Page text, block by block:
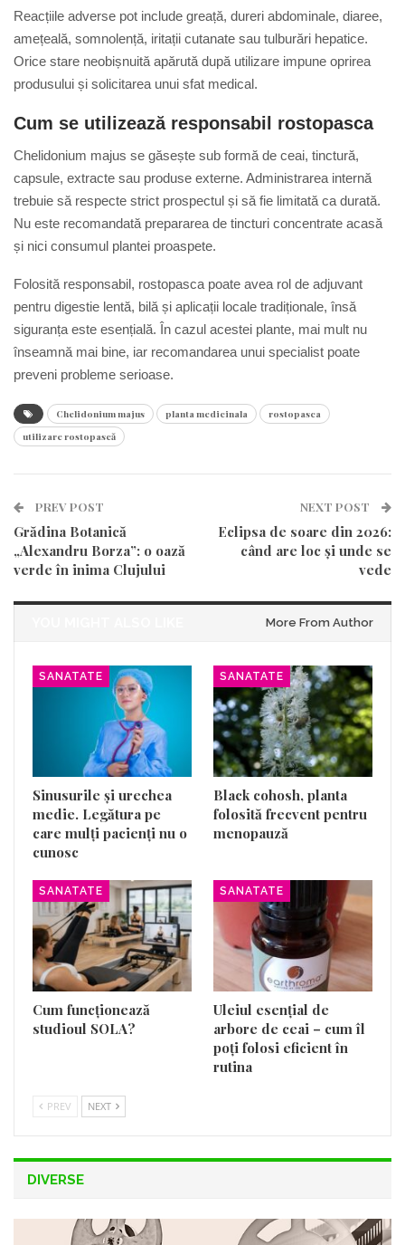
Reacțiile adverse pot include greață, dureri abdominale, diaree,
amețeală, somnolență, iritații cutanate sau tulburări hepatice.
Orice stare neobișnuită apărută după utilizare impune oprirea
produsului și solicitarea unui sfat medical.
Cum se utilizează responsabil rostopasca
Chelidonium majus se găsește sub formă de ceai, tinctură,
capsule, extracte sau produse externe. Administrarea internă
trebuie să respecte strict prospectul și să fie limitată ca durată.
Nu este recomandată prepararea de tincturi concentrate acasă
și nici consumul plantei proaspete.
Folosită responsabil, rostopasca poate avea rol de adjuvant
pentru digestie lentă, bilă și aplicații locale tradiționale, însă
siguranța este esențială. În cazul acestei plante, mai mult nu
înseamnă mai bine, iar recomandarea unui specialist poate
preveni probleme serioase.
Chelidonium majus planta medicinala
rostopasca
utilizare rostopască
PREV POST
Grădina Botanică
„Alexandru Borza”: o oază
verde în inima Clujului
NEXT POST
Eclipsa de soare din 2026:
când are loc și unde se
vede
More From Author
SANATATE
Sinusurile și urechea
medie. Legătura pe
care mulți pacienți nu o
cunosc
SANATATE
Black cohosh, planta
folosită frecvent pentru
menopauză
SANATATE
Cum funcționează
studioul SOLA?
SANATATE
Uleiul esențial de
arbore de ceai – cum îl
poți folosi eficient în
rutina
PREV NEXT
DIVERSE